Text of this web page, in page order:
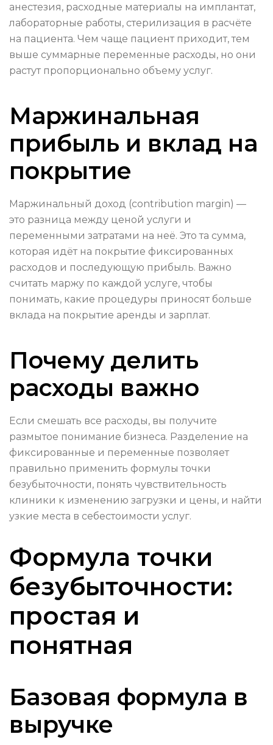
анестезия, расходные материалы на имплантат,
лабораторные работы, стерилизация в расчёте
на пациента. Чем чаще пациент приходит, тем
выше суммарные переменные расходы, но они
растут пропорционально объему услуг.
Маржинальная
прибыль и вклад на
покрытие
Маржинальный доход (contribution margin) —
это разница между ценой услуги и
переменными затратами на неё. Это та сумма,
которая идёт на покрытие фиксированных
расходов и последующую прибыль. Важно
считать маржу по каждой услуге, чтобы
понимать, какие процедуры приносят больше
вклада на покрытие аренды и зарплат.
Почему делить
расходы важно
Если смешать все расходы, вы получите
размытое понимание бизнеса. Разделение на
фиксированные и переменные позволяет
правильно применить формулы точки
безубыточности, понять чувствительность
клиники к изменению загрузки и цены, и найти
узкие места в себестоимости услуг.
Формула точки
безубыточности:
простая и
понятная
Базовая формула в
выручке